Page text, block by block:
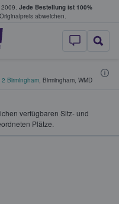
Jede Bestellung ist 100%
abweichen.
StubHub - Wo
Birmingham, Birmingham, WMD
verfügbaren Sitz- und
Plätze.